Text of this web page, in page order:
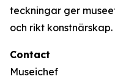
teckningar ger
och rikt konstnärskap.
Contact
Museichef